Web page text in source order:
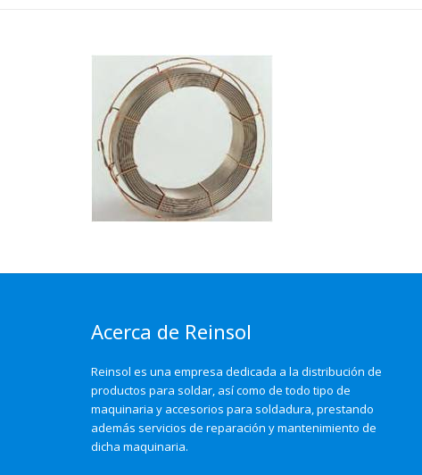
Acerca de Reinsol
Reinsol es una empresa dedicada a la distribución de
productos para soldar, así como de todo tipo de
maquinaria y accesorios para soldadura, prestando
además servicios de reparación y mantenimiento de
dicha maquinaria.